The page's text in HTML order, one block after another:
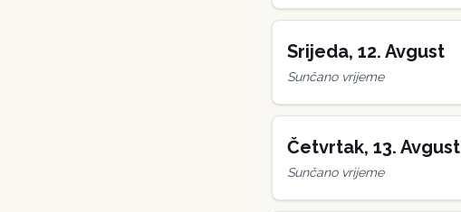
Srijeda, 12. Avgust
Sunčano vrijeme
Četvrtak, 13. Avgust
Sunčano vrijeme